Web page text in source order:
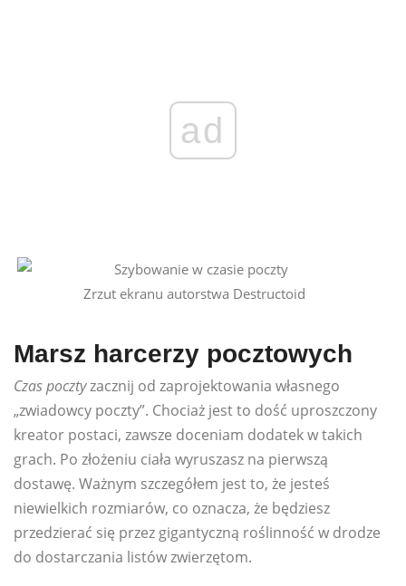
ad
Zrzut ekranu autorstwa Destructoid
Marsz harcerzy pocztowych
Czas pocztyzacznij od zaprojektowania własnego
„zwiadowcy poczty”. Chociaż jest to dość uproszczony
kreator postaci, zawsze doceniam dodatek w takich
grach. Po złożeniu ciała wyruszasz na pierwszą
dostawę. Ważnym szczegółem jest to, że jesteś
niewielkich rozmiarów, co oznacza, że ​​będziesz
przedzierać się przez gigantyczną roślinność w drodze
do dostarczania listów zwierzętom.